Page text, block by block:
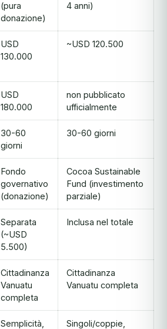
(pura
donazione)
4 anni)
USD
130.000
~USD 120.500
USD
180.000
non pubblicato
ufficialmente
30-60
giorni
30-60 giorni
Fondo
governativo
(donazione)
Cocoa Sustainable
Fund (investimento
parziale)
Separata
(~USD
5.500)
Inclusa nel totale
Cittadinanza
Vanuatu
completa
Cittadinanza
Vanuatu completa
Semplicità,
Singoli/coppie,